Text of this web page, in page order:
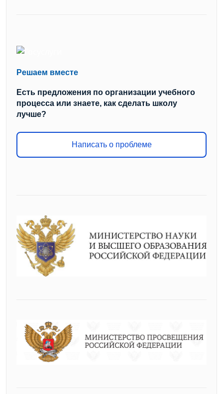
Решаем вместе
Есть предложения по организации учебного
процесса или знаете, как сделать школу
лучше?
Написать о проблеме